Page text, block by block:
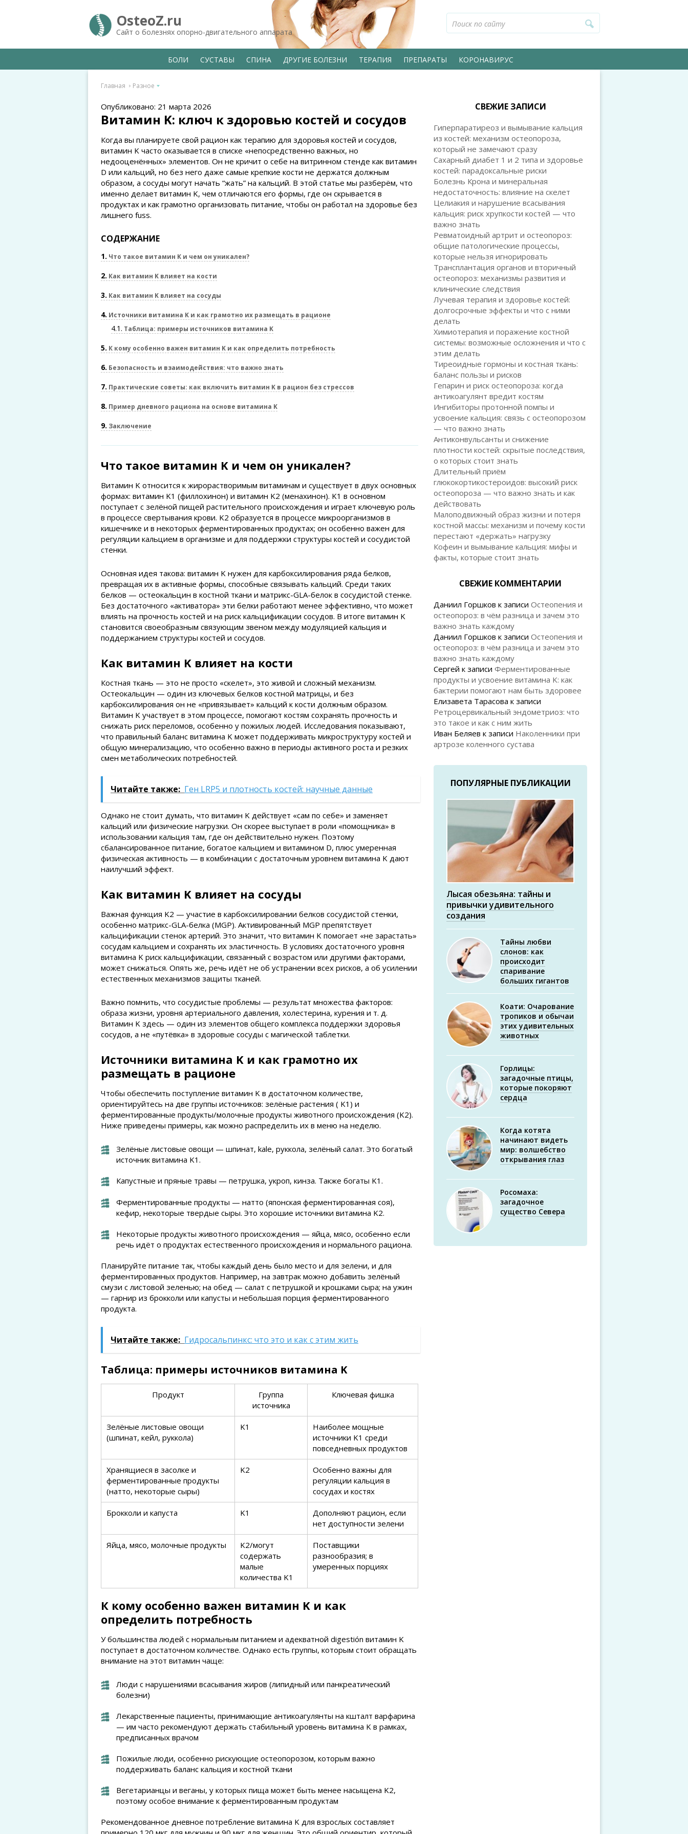
OsteoZ.ru
Сайт о болезнях опорно-двигательного аппарата
БОЛИ СУСТАВЫ СПИНА ДРУГИЕ БОЛЕЗНИ ТЕРАПИЯ ПРЕПАРАТЫ КОРОНАВИРУС
Главная Разное
Опубликовано: 21 марта 2026
Витамин K: ключ к здоровью костей и сосудов
Когда вы планируете свой рацион как терапию для здоровья костей и сосудов,
витамин K часто оказывается в списке «непосредственно важных, но
недооценённых» элементов. Он не кричит о себе на витринном стенде как витамин
D или кальций, но без него даже самые крепкие кости не держатся должным
образом, а сосуды могут начать “жать” на кальций. В этой статье мы разберём, что
именно делает витамин K, чем отличаются его формы, где он скрывается в
продуктах и как грамотно организовать питание, чтобы он работал на здоровье без
лишнего fuss.
СОДЕРЖАНИЕ
1 Что такое витамин K и чем он уникален?
2 Как витамин K влияет на кости
3 Как витамин K влияет на сосуды
4 Источники витамина K и как грамотно их размещать в рационе
4.1 Таблица: примеры источников витамина K
5 К кому особенно важен витамин K и как определить потребность
6 Безопасность и взаимодействия: что важно знать
7 Практические советы: как включить витамин K в рацион без стрессов
8 Пример дневного рациона на основе витамина K
9 Заключение
Что такое витамин K и чем он уникален?
Витамин K относится к жирорастворимым витаминам и существует в двух основных
формах: витамин K1 (филлохинон) и витамин K2 (менахинон). K1 в основном
поступает с зелёной пищей растительного происхождения и играет ключевую роль
в процессе свертывания крови. K2 образуется в процессе микроорганизмов в
кишечнике и в некоторых ферментированных продуктах; он особенно важен для
регуляции кальцием в организме и для поддержки структуры костей и сосудистой
стенки.
Основная идея такова: витамин K нужен для карбоксилирования ряда белков,
превращая их в активные формы, способные связывать кальций. Среди таких
белков — остеокальцин в костной ткани и матрикс-GLA-белок в сосудистой стенке.
Без достаточного «активатора» эти белки работают менее эффективно, что может
влиять на прочность костей и на риск кальцификации сосудов. В итоге витамин K
становится своеобразным связующим звеном между модуляцией кальция и
поддержанием структуры костей и сосудов.
Как витамин K влияет на кости
Костная ткань — это не просто «скелет», это живой и сложный механизм.
Остеокальцин — один из ключевых белков костной матрицы, и без
карбоксилирования он не «привязывает» кальций к кости должным образом.
Витамин K участвует в этом процессе, помогают костям сохранять прочность и
снижать риск переломов, особенно у пожилых людей. Исследования показывают,
что правильный баланс витамина K может поддерживать микроструктуру костей и
общую минерализацию, что особенно важно в периоды активного роста и резких
смен метаболических потребностей.
Читайте также: Ген LRP5 и плотность костей: научные данные
Однако не стоит думать, что витамин K действует «сам по себе» и заменяет
кальций или физические нагрузки. Он скорее выступает в роли «помощника» в
использовании кальция там, где он действительно нужен. Поэтому
сбалансированное питание, богатое кальцием и витамином D, плюс умеренная
физическая активность — в комбинации с достаточным уровнем витамина K дают
наилучший эффект.
Как витамин K влияет на сосуды
Важная функция K2 — участие в карбоксилировании белков сосудистой стенки,
особенно матрикс-GLA-белка (MGP). Активированный MGP препятствует
кальцификации стенок артерий. Это значит, что витамин K помогает «не зарастать»
сосудам кальцием и сохранять их эластичность. В условиях достаточного уровня
витамина K риск кальцификации, связанный с возрастом или другими факторами,
может снижаться. Опять же, речь идёт не об устранении всех рисков, а об усилении
естественных механизмов защиты тканей.
Важно помнить, что сосудистые проблемы — результат множества факторов:
образа жизни, уровня артериального давления, холестерина, курения и т. д.
Витамин K здесь — один из элементов общего комплекса поддержки здоровья
сосудов, а не «путёвка» в здоровые сосуды с магической таблетки.
Источники витамина K и как грамотно их
размещать в рационе
Чтобы обеспечить поступление витамин K в достаточном количестве,
ориентируйтесь на две группы источников: зелёные растения ( K1) и
ферментированные продукты/молочные продукты животного происхождения (K2).
Ниже приведены примеры, как можно распределить их в меню на неделю.
Зелёные листовые овощи — шпинат, kale, руккола, зелёный салат. Это богатый
источник витамина K1.
Капустные и пряные травы — петрушка, укроп, кинза. Также богаты K1.
Ферментированные продукты — натто (японская ферментированная соя),
кефир, некоторые твердые сыры. Это хорошие источники витамина K2.
Некоторые продукты животного происхождения — яйца, мясо, особенно если
речь идёт о продуктах естественного происхождения и нормального рациона.
Планируйте питание так, чтобы каждый день было место и для зелени, и для
ферментированных продуктов. Например, на завтрак можно добавить зелёный
смузи с листовой зеленью; на обед — салат с петрушкой и крошками сыра; на ужин
— гарнир из брокколи или капусты и небольшая порция ферментированного
продукта.
Читайте также: Гидросальпинкс: что это и как с этим жить
Таблица: примеры источников витамина K
Продукт
Группа
источника
Ключевая фишка
Зелёные листовые овощи
(шпинат, кейл, руккола)
K1
Наиболее мощные
источники K1 среди
повседневных продуктов
Хранящиеся в засолке и
ферментированные продукты
(натто, некоторые сыры)
K2
Особенно важны для
регуляции кальция в
сосудах и костях
Брокколи и капуста K1
Дополняют рацион, если
нет доступности зелени
Яйца, мясо, молочные продукты
K2/могут
содержать
малые
количества K1
Поставщики
разнообразия; в
умеренных порциях
К кому особенно важен витамин K и как
определить потребность
У большинства людей с нормальным питанием и адекватной digestión витамин K
поступает в достаточном количестве. Однако есть группы, которым стоит обращать
внимание на этот витамин чаще:
Люди с нарушениями всасывания жиров (липидный или панкреатический
болезни)
Лекарственные пациенты, принимающие антикоагулянты на кшталт варфарина
— им часто рекомендуют держать стабильный уровень витамина K в рамках,
предписанных врачом
Пожилые люди, особенно рискующие остеопорозом, которым важно
поддерживать баланс кальция и костной ткани
Вегетарианцы и веганы, у которых пища может быть менее насыщена K2,
поэтому особое внимание к ферментированным продуктам
Рекомендованное дневное потребление витамина K для взрослых составляет
СВЕЖИЕ ЗАПИСИ
Гиперпаратиреоз и вымывание кальция
из костей: механизм остеопороза,
который не замечают сразу
Сахарный диабет 1 и 2 типа и здоровье
костей: парадоксальные риски
Болезнь Крона и минеральная
недостаточность: влияние на скелет
Целиакия и нарушение всасывания
кальция: риск хрупкости костей — что
важно знать
Ревматоидный артрит и остеопороз:
общие патологические процессы,
которые нельзя игнорировать
Трансплантация органов и вторичный
остеопороз: механизмы развития и
клинические следствия
Лучевая терапия и здоровье костей:
долгосрочные эффекты и что с ними
делать
Химиотерапия и поражение костной
системы: возможные осложнения и что с
этим делать
Тиреоидные гормоны и костная ткань:
баланс пользы и рисков
Гепарин и риск остеопороза: когда
антикоагулянт вредит костям
Ингибиторы протонной помпы и
усвоение кальция: связь с остеопорозом
— что важно знать
Антиконвульсанты и снижение
плотности костей: скрытые последствия,
о которых стоит знать
Длительный приём
глюкокортикостероидов: высокий риск
остеопороза — что важно знать и как
действовать
Малоподвижный образ жизни и потеря
костной массы: механизм и почему кости
перестают «держать» нагрузку
Кофеин и вымывание кальция: мифы и
факты, которые стоит знать
СВЕЖИЕ КОММЕНТАРИИ
Даниил Горшков к записи Остеопения и
остеопороз: в чём разница и зачем это
важно знать каждому
Даниил Горшков к записи Остеопения и
остеопороз: в чём разница и зачем это
важно знать каждому
Сергей к записи Ферментированные
продукты и усвоение витамина K: как
бактерии помогают нам быть здоровее
Елизавета Тарасова к записи
Ретроцервикальный эндометриоз: что
это такое и как с ним жить
Иван Беляев к записи Наколенники при
артрозе коленного сустава
ПОПУЛЯРНЫЕ ПУБЛИКАЦИИ
Лысая обезьяна: тайны и
привычки удивительного
создания
Тайны любви
слонов: как
происходит
спаривание
больших гигантов
Коати: Очарование
тропиков и обычаи
этих удивительных
животных
Горлицы:
загадочные птицы,
которые покоряют
сердца
Когда котята
начинают видеть
мир: волшебство
открывания глаз
Росомаха:
загадочное
существо Севера